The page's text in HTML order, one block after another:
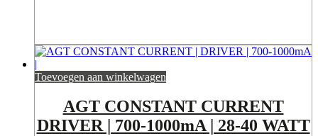
Toevoegen aan winkelwagen
AGT CONSTANT CURRENT
DRIVER | 700-1000mA | 28-40 WATT